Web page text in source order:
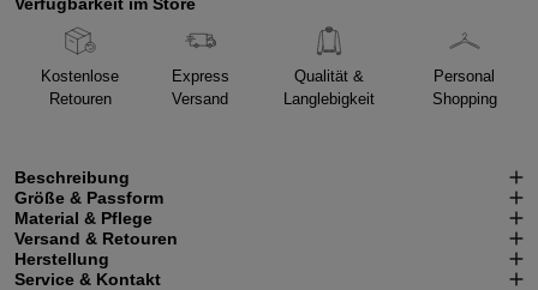
Kostenlose
Retouren
Express
Versand
Qualität &
Langlebigkeit
Personal
Shopping
Beschreibung
Größe & Passform
Material & Pflege
Versand & Retouren
Herstellung
Service & Kontakt